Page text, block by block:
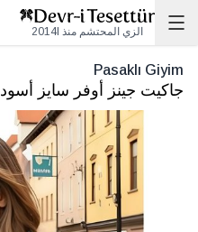
الزي المحتشم منذ 2014l
Pasaklı Giyim
جاكيت جينز أوفر سايز أسود